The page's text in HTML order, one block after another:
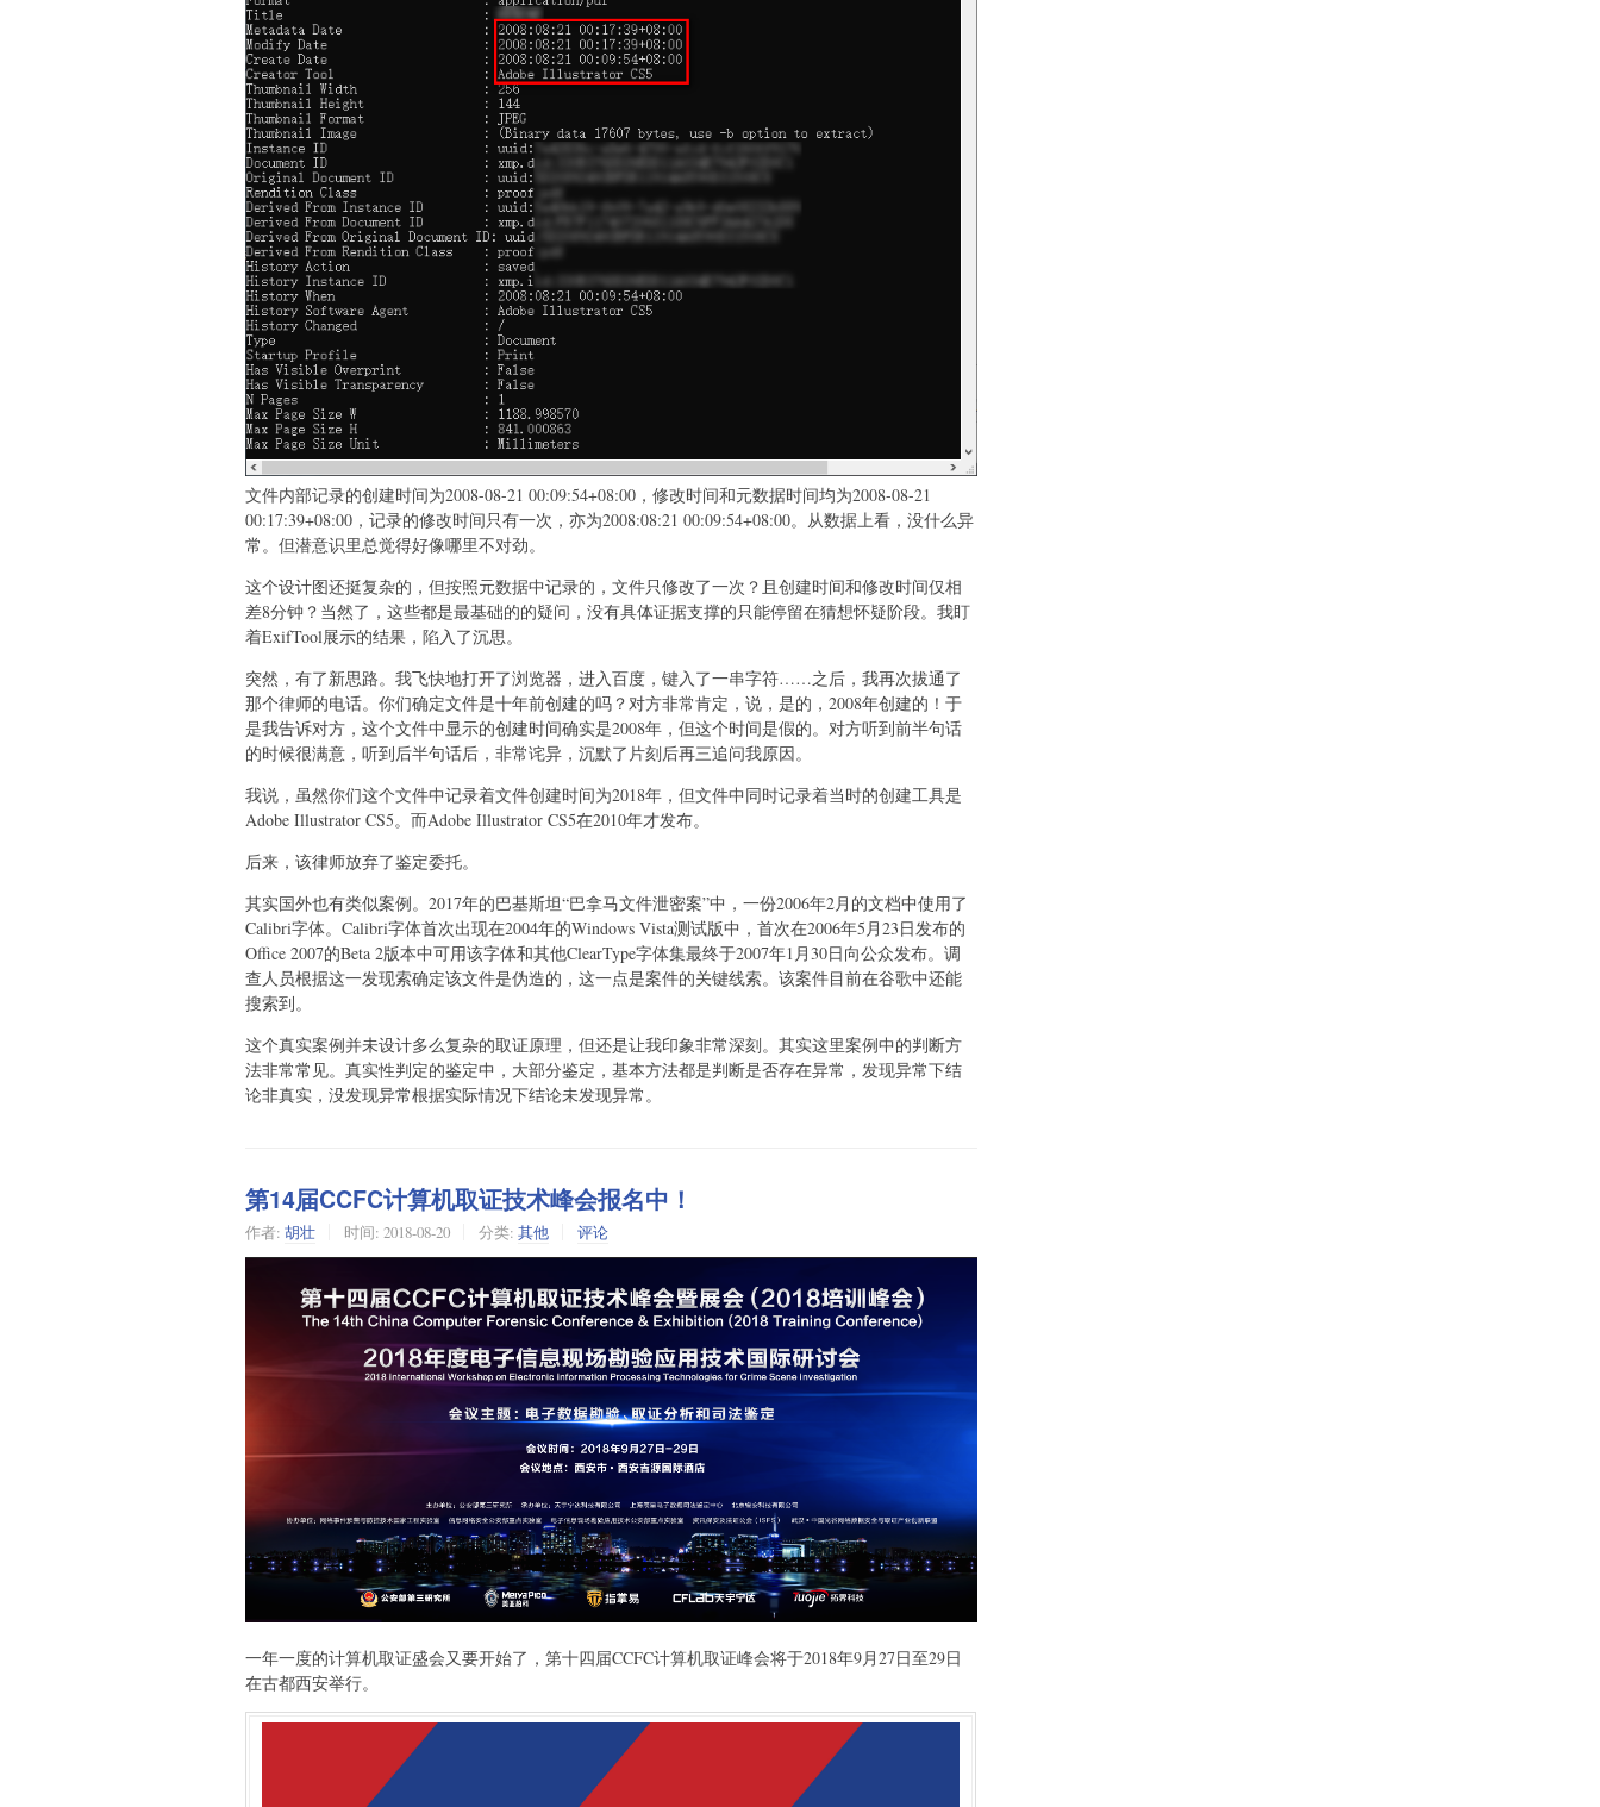
文件内部记录的创建时间为2008-08-21 00:09:54+08:00，修改时间和元数据时间均为2008-08-21
00:17:39+08:00，记录的修改时间只有一次，亦为2008:08:21 00:09:54+08:00。从数据上看，没什么异
常。但潜意识里总觉得好像哪里不对劲。
这个设计图还挺复杂的，但按照元数据中记录的，文件只修改了一次？且创建时间和修改时间仅相
差8分钟？当然了，这些都是最基础的的疑问，没有具体证据支撑的只能停留在猜想怀疑阶段。我盯
着ExifTool展示的结果，陷入了沉思。
突然，有了新思路。我飞快地打开了浏览器，进入百度，键入了一串字符……之后，我再次拔通了
那个律师的电话。你们确定文件是十年前创建的吗？对方非常肯定，说，是的，2008年创建的！于
是我告诉对方，这个文件中显示的创建时间确实是2008年，但这个时间是假的。对方听到前半句话
的时候很满意，听到后半句话后，非常诧异，沉默了片刻后再三追问我原因。
我说，虽然你们这个文件中记录着文件创建时间为2018年，但文件中同时记录着当时的创建工具是
Adobe Illustrator CS5。而Adobe Illustrator CS5在2010年才发布。
后来，该律师放弃了鉴定委托。
其实国外也有类似案例。2017年的巴基斯坦“巴拿马文件泄密案”中，一份2006年2月的文档中使用了
Calibri字体。Calibri字体首次出现在2004年的Windows Vista测试版中，首次在2006年5月23日发布的
Office 2007的Beta 2版本中可用该字体和其他ClearType字体集最终于2007年1月30日向公众发布。调
查人员根据这一发现索确定该文件是伪造的，这一点是案件的关键线索。该案件目前在谷歌中还能
搜索到。
这个真实案例并未设计多么复杂的取证原理，但还是让我印象非常深刻。其实这里案例中的判断方
法非常常见。真实性判定的鉴定中，大部分鉴定，基本方法都是判断是否存在异常，发现异常下结
论非真实，没发现异常根据实际情况下结论未发现异常。
​第14届CCFC计算机取证技术峰会报名中！
作者: 胡壮 时间: 2018-08-20 分类: 其他 评论
一年一度的计算机取证盛会又要开始了，第十四届CCFC计算机取证峰会将于2018年9月27日至29日
在古都西安举行。